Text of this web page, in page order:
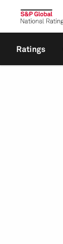
Ratings